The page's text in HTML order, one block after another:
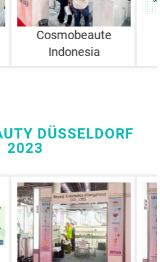
Cosmobeaute
Indonesia
DÜSSELDORF
2023